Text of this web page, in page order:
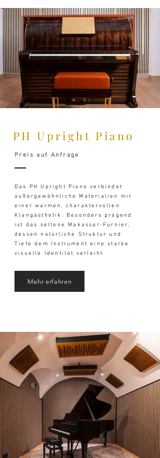
PH Upright Piano
Preis auf Anfrage
Das PH Upright Piano verbindet
außergewöhnliche Materialien mit
einer warmen, charaktervollen
Klangästhetik. Besonders prägend
ist das seltene Makassar-Furnier,
dessen natürliche Struktur und
Tiefe dem Instrument eine starke
visuelle Identität verleiht. ​
Mehr erfahren